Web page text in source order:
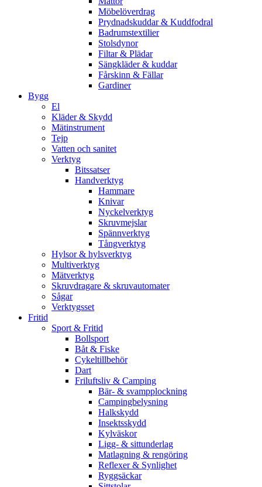
Möbelöverdrag
Prydnadskuddar & Kuddfodral
Badrumstextilier
Stolsdynor
Filtar & Plädar
Sängkläder & kuddar
Fårskinn & Fällar
Gardiner
Bygg
El
Kläder & Skydd
Mätinstrument
Tejp
Vatten och sanitet
Verktyg
Bitssatser
Handverktyg
Hammare
Knivar
Nyckelverktyg
Skruvmejslar
Spännverktyg
Tångverktyg
Hylsor & hylsverktyg
Multiverktyg
Mätverktyg
Skruvdragare & skruvautomater
Sågar
Verktygsset
Fritid
Sport & Fritid
Bollsport
Båt & Fiske
Cykeltillbehör
Dart
Friluftsliv & Camping
Bär- & svampplockning
Campingbelysning
Halkskydd
Insektsskydd
Kylväskor
Ligg- & sittunderlag
Matlagning & rengöring
Reflexer & Synlighet
Ryggsäckar